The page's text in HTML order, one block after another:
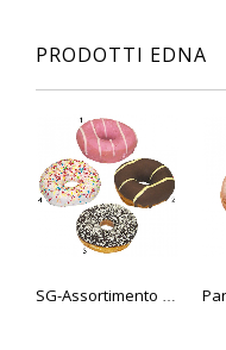
PRODOTTI EDNA
SG-Assortimento di donut senza ripieno